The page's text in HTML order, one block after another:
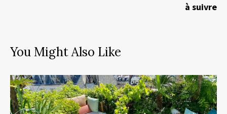
à suivre
You Might Also Like